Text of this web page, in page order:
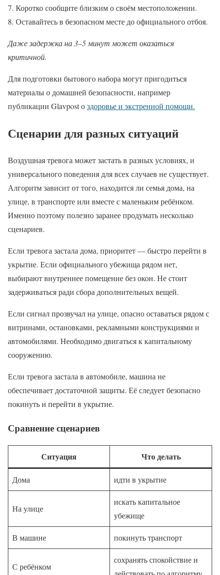
Коротко сообщите близким о своём местоположении.
Оставайтесь в безопасном месте до официального отбоя.
Даже задержка на 3–5 минут может оказаться
критичной.
Для подготовки бытового набора могут пригодиться
материалы о домашней безопасности, например
публикации Glavpost оздоровье и экстренной помощи.
Сценарии для разных ситуаций
Воздушная тревога может застать в разных условиях, и
универсального поведения для всех случаев не существует.
Алгоритм зависит от того, находится ли семья дома, на
улице, в транспорте или вместе с маленьким ребёнком.
Именно поэтому полезно заранее продумать несколько
сценариев.
Если тревога застала дома, приоритет — быстро перейти в
укрытие. Если официального убежища рядом нет,
выбирают внутреннее помещение без окон. Не стоит
задерживаться ради сбора дополнительных вещей.
Если сигнал прозвучал на улице, опасно оставаться рядом с
витринами, остановками, рекламными конструкциями и
автомобилями. Необходимо двигаться к капитальному
сооружению.
Если тревога застала в автомобиле, машина не
обеспечивает достаточной защиты. Её следует безопасно
покинуть и перейти в укрытие.
Сравнение сценариев
Ситуация Что делать
Дома идти в укрытие
На улице
искать капитальное
убежище
В машине покинуть транспорт
С ребёнком
сохранять спокойствие и